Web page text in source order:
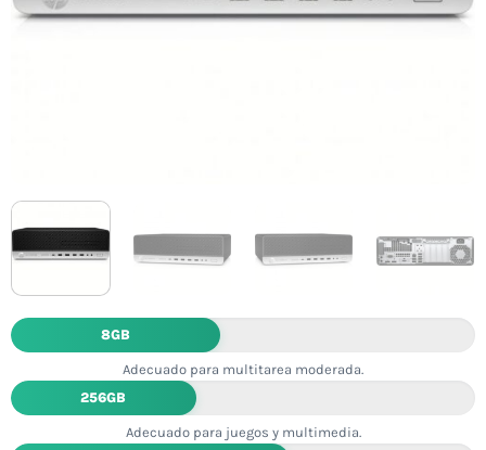
8GB
Adecuado para multitarea moderada.
256GB
Adecuado para juegos y multimedia.